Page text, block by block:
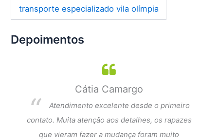
transporte especializado vila olímpia
Depoimentos
Cátia Camargo
Atendimento excelente desde o primeiro
contato. Muita atenção aos detalhes, os rapazes
que vieram fazer a mudança foram muito